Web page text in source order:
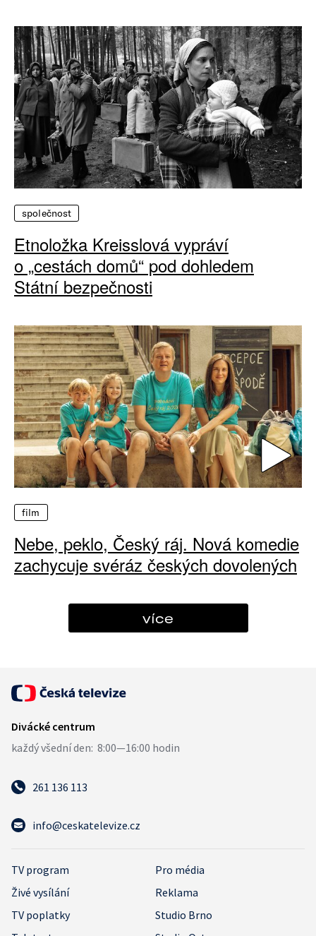
společnost
Etnoložka Kreisslová vypráví
o „cestách domů“ pod dohledem
Státní bezpečnosti
film
Nebe, peklo, Český ráj. Nová komedie
zachycuje svéráz českých dovolených
více
261 136 113
info@ceskatelevize.cz
TV program
Pro média
Živé vysílání
Reklama
TV poplatky
Studio Brno